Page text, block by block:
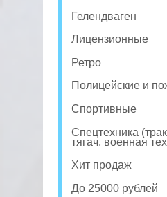
Гелендваген
Лицензионные
Ретро
Полицейские и
Спортивные
Спецтехника
тягач, военная
Хит продаж
До 25000 рублей